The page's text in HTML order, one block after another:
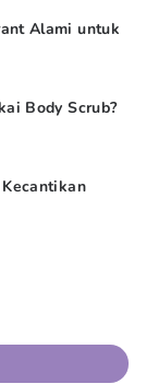
Alami untuk
Body Scrub?